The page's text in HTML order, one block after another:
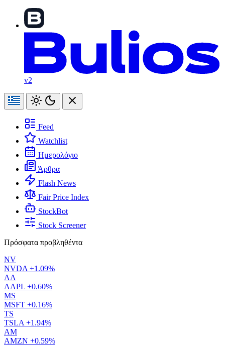
v2
Feed
Watchlist
Ημερολόγιο
Άρθρα
Flash News
Fair Price Index
StockBot
Stock Screener
Πρόσφατα προβληθέντα
NV
NVDA +1.09%
AA
AAPL +0.60%
MS
MSFT +0.16%
TS
TSLA +1.94%
AM
AMZN +0.59%